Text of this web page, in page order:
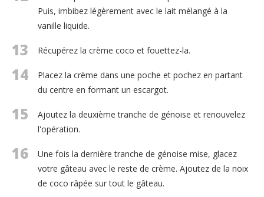
Puis, imbibez légèrement avec le lait mélangé à la
vanille liquide.
13 Récupérez la crème coco et fouettez-la.
14
Placez la crème dans une poche et pochez en partant
du centre en formant un escargot.
15
Ajoutez la deuxième tranche de génoise et renouvelez
l'opération.
16
Une fois la dernière tranche de génoise mise, glacez
votre gâteau avec le reste de crème. Ajoutez de la noix
de coco râpée sur tout le gâteau.